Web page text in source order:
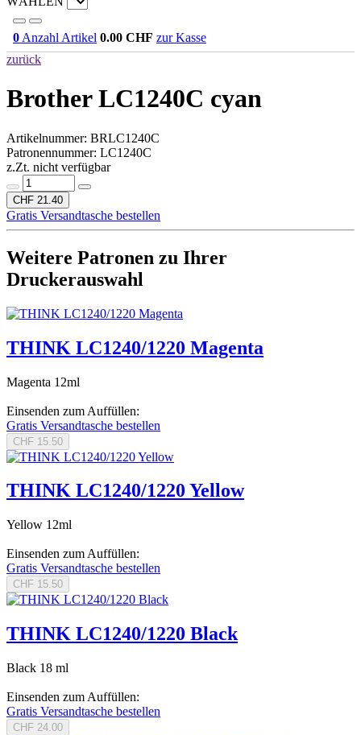
0 Anzahl Artikel 0.00 CHF zur Kasse
zurück
Brother LC1240C cyan
Artikelnummer: BRLC1240C
Patronennummer: LC1240C
z.Zt. nicht verfügbar
CHF 21.40
Gratis Versandtasche bestellen
Weitere Patronen zu Ihrer
Druckerauswahl
THINK LC1240/1220 Magenta
Magenta 12ml
Einsenden zum Auffüllen:
Gratis Versandtasche bestellen
CHF 15.50
THINK LC1240/1220 Yellow
Yellow 12ml
Einsenden zum Auffüllen:
Gratis Versandtasche bestellen
CHF 15.50
THINK LC1240/1220 Black
Black 18 ml
Einsenden zum Auffüllen:
Gratis Versandtasche bestellen
CHF 24.00